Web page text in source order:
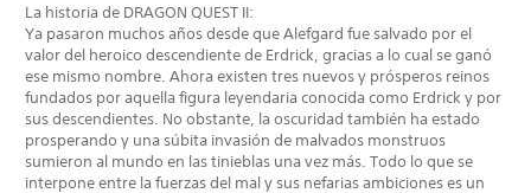
La historia de DRAGON QUEST II:
Ya pasaron muchos años desde que Alefgard fue salvado por el
valor del heroico descendiente de Erdrick, gracias a lo cual se ganó
ese mismo nombre. Ahora existen tres nuevos y prósperos reinos
fundados por aquella figura leyendaria conocida como Erdrick y por
sus descendientes. No obstante, la oscuridad también ha estado
prosperando y una súbita invasión de malvados monstruos
sumieron al mundo en las tinieblas una vez más. Todo lo que se
interpone entre la fuerzas del mal y sus nefarias ambiciones es un